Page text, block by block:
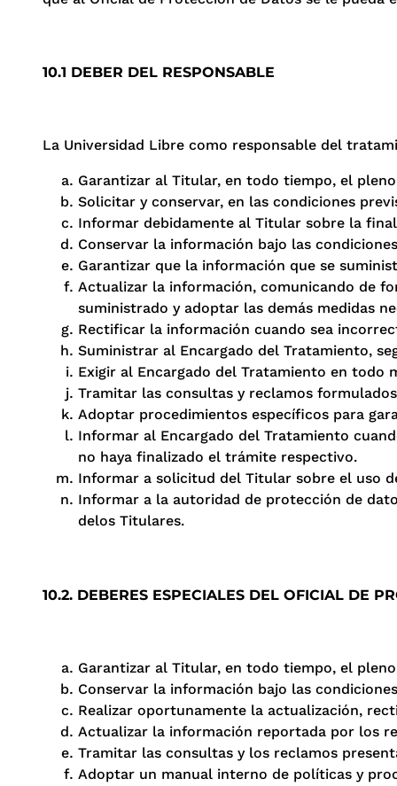
10.1 DEBER DEL RESPONSABLE
La Universidad Libre como responsable del
Garantizar al Titular, en todo tiempo, el
Solicitar y conservar, en las condiciones
Informar debidamente al Titular sobre la
Conservar la información bajo las
Garantizar que la información que se
Actualizar la información, comunicando de
suministrado y adoptar las demás medidas
Rectificar la información cuando sea
Suministrar al Encargado del Tratamiento,
Exigir al Encargado del Tratamiento en todo
Tramitar las consultas y reclamos
Adoptar procedimientos específicos para
Informar al Encargado del Tratamiento
no haya finalizado el trámite respectivo.
Informar a solicitud del Titular sobre el uso
Informar a la autoridad de protección de
delos Titulares.
10.2. DEBERES ESPECIALES DEL OFICIAL DE
Garantizar al Titular, en todo tiempo, el
Conservar la información bajo las
Realizar oportunamente la actualización,
Actualizar la información reportada por los
Tramitar las consultas y los reclamos
Adoptar un manual interno de políticas y